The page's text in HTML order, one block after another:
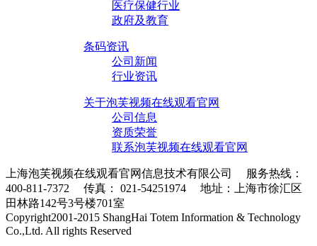
医疗保健行业
政府及教育
条码资讯
公司新闻
行业资讯
关于泡芙视频在线观看官网
公司信息
资质荣誉
联系泡芙视频在线观看官网
上海泡芙视频在线观看官网信息技术有限公司 服务热线：
400-811-7372 传真： 021-54251974 地址：上海市徐汇区
田林路142号3号楼701室
Copyright2001-2015 ShangHai Totem Information & Technology
Co.,Ltd. All rights Reserved